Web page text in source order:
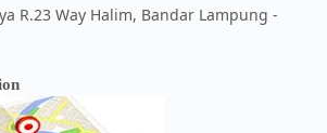
R.23 Way Halim, Bandar Lampung -